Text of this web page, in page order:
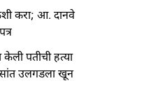
करा; आ. दानवे
केली पतीची हत्या
उलगडला खून